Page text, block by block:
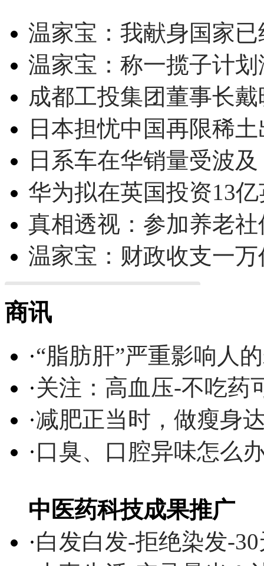
温家宝：我献身国家
温家宝：称一揽子计
成都工投集团董事长
日本担忧中国再限稀
日系车在华销量受波
华为拟在英国投资13
真相透视：参加养老
温家宝：财政收支一
商讯
·“脂肪肝”严重影响人
·关注：高血压-不吃药
·减肥正当时，做瘦身
·口臭、口腔异味怎么
中医药科技成果推广
·白发白发-拒绝染发-